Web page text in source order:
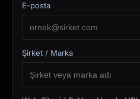
E-posta
Şirket / Marka